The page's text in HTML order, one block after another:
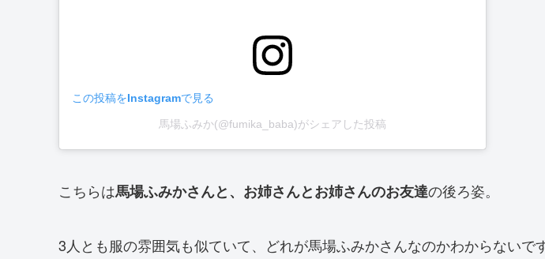
この投稿をInstagramで見る
馬場ふみか(@fumika_baba)がシェアした投稿
こちらは馬場ふみかさんと、お姉さんとお姉さんのお友達の後ろ姿。
3人とも服の雰囲気も似ていて、どれが馬場ふみかさんなのかわからないです